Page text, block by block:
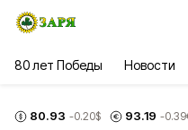
80 лет Победы Новости
80.93 -0.20$ 93.19 -0.39